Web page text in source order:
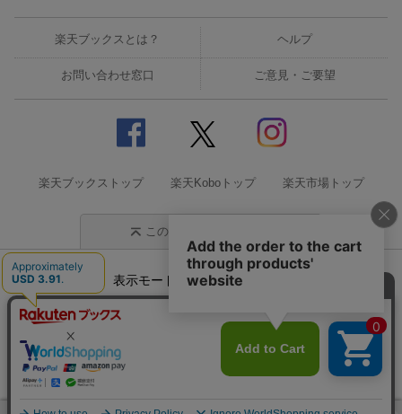
楽天ブックスとは？ ヘルプ
お問い合わせ窓口 ご意見・ご要望
楽天ブックストップ 楽天Koboトップ 楽天市場トップ
このページの先頭に戻る
表示モード モバイル
企業情報 個人情報保護方針
特定商取引法に基づく表記